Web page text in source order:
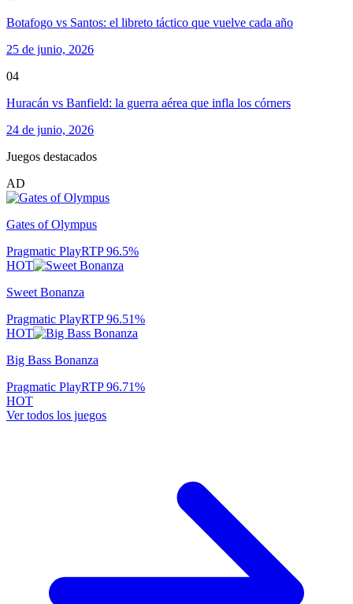
Botafogo vs Santos: el libreto táctico que vuelve cada año
25 de junio, 2026
04
Huracán vs Banfield: la guerra aérea que infla los córners
24 de junio, 2026
Juegos destacados
AD
Gates of Olympus
Pragmatic PlayRTP96.5%
HOT
Sweet Bonanza
Pragmatic PlayRTP96.51%
HOT
Big Bass Bonanza
Pragmatic PlayRTP96.71%
HOT
Ver todos los juegos